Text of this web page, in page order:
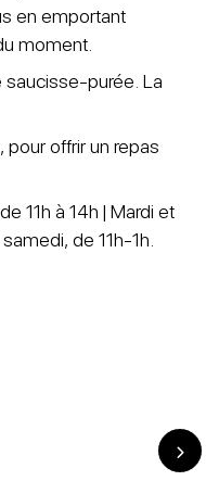
en emportant
moment.
saucisse-purée. La
offrir un repas
11h à 14h | Mardi et
de 11h-1h.